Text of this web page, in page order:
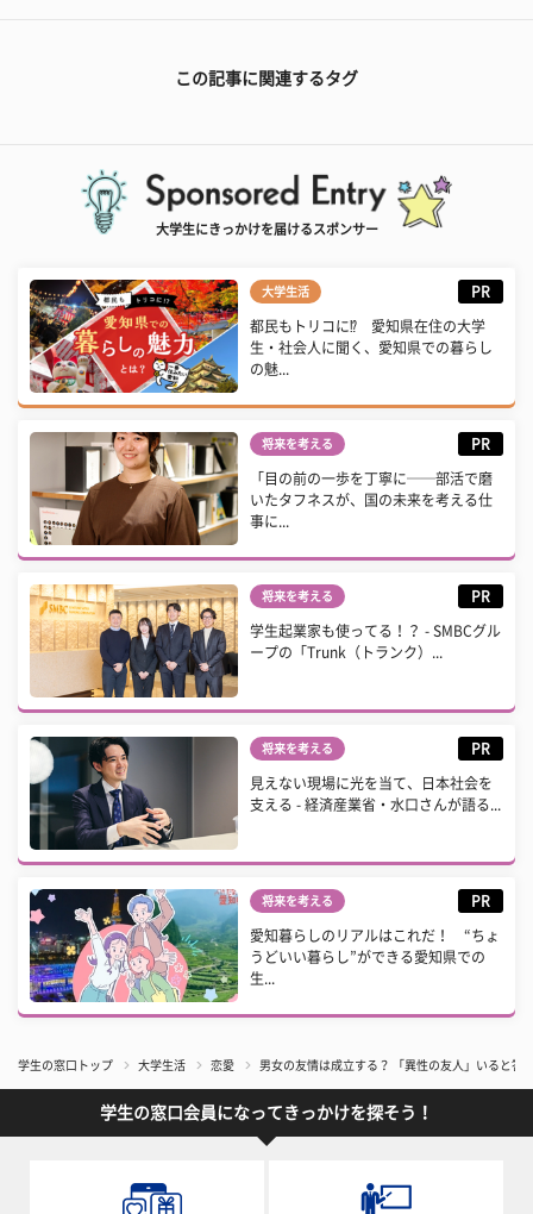
この記事に関連するタグ
大学生にきっかけを届けるスポンサー
大学生活 PR
都民もトリコに⁉ 愛知県在住の大学
生・社会人に聞く、愛知県での暮らし
の魅...
将来を考える PR
「目の前の一歩を丁寧に──部活で磨
いたタフネスが、国の未来を考える仕
事に...
将来を考える PR
学生起業家も使ってる！？ - SMBCグル
ープの「Trunk（トランク）...
将来を考える PR
見えない現場に光を当て、日本社会を
支える - 経済産業省・水口さんが語る...
将来を考える PR
愛知暮らしのリアルはこれだ！ “ちょ
うどいい暮らし”ができる愛知県での
生...
学生の窓口トップ 大学生活 恋愛 男女の友情は成立する？ 「異性の友人」いると答
学生の窓口会員になってきっかけを探そう！